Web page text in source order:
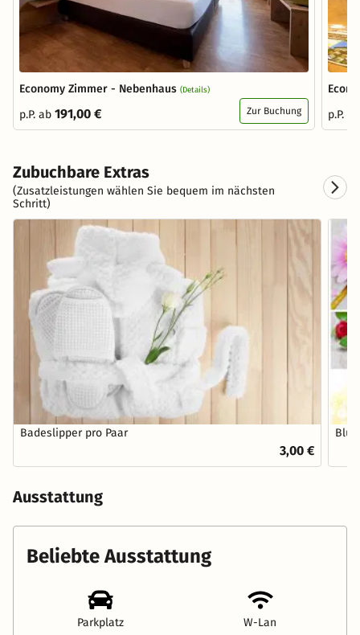
Economy Zimmer - Nebenhaus (Details)
p.P. ab 191,00 € Zur Buchung
p.P.
Zubuchbare Extras
(Zusatzleistungen wählen Sie bequem im nächsten
Schritt)
Badeslipper pro Paar
3,00 €
Ausstattung
Beliebte Ausstattung
Parkplatz W-Lan